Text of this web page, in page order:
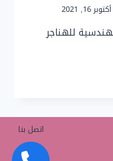
أكتوبر 16, 2021
للهناجر
اتصل بنا